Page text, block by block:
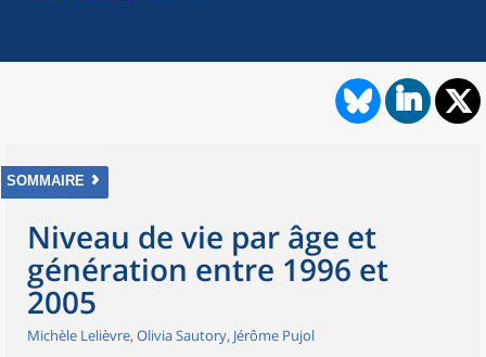
SOMMAIRE
Niveau de vie par âge et
génération entre 1996 et
2005
Michèle Lelièvre, Olivia Sautory, Jérôme Pujol